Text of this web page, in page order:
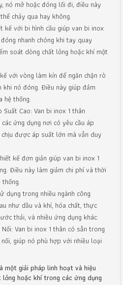
nó mở hoặc đóng lối đi, điều này
chảy qua hay không.
kế với bi hình cầu giúp van bi inox
nhanh chóng khi tay quay
soát dòng chất lỏng hoặc khí một
với vòng làm kín để ngăn chặn rò
nó đóng. Điều này giúp đảm
hệ thống.
Suất Cao: Van bi inox 1 thân
ứng dụng nơi có yêu cầu áp
được áp suất lớn mà vẫn duy
kế đơn giản giúp van bi inox 1
Điều này làm giảm chi phí và thời
dụng trong nhiều ngành công
như dầu và khí, hóa chất, thực
thải, và nhiều ứng dụng khác.
Van bi inox 1 thân có sẵn trong
giúp nó phù hợp với nhiều loại
một giải pháp linh hoạt và hiệu
hoặc khí trong các ứng dụng